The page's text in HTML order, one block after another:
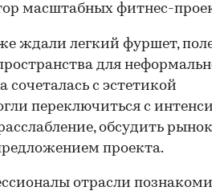
масштабных фитнес-
ждали легкий фуршет,
для
с эстетикой
переключиться с
обсудить
проекта.
отрасли